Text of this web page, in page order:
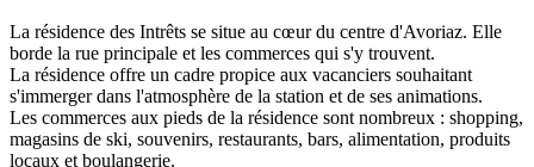
La résidence des Intrêts se situe au cœur du centre d'Avoriaz. Elle
borde la rue principale et les commerces qui s'y trouvent.
La résidence offre un cadre propice aux vacanciers souhaitant
s'immerger dans l'atmosphère de la station et de ses animations.
Les commerces aux pieds de la résidence sont nombreux : shopping,
magasins de ski, souvenirs, restaurants, bars, alimentation, produits
locaux et boulangerie.